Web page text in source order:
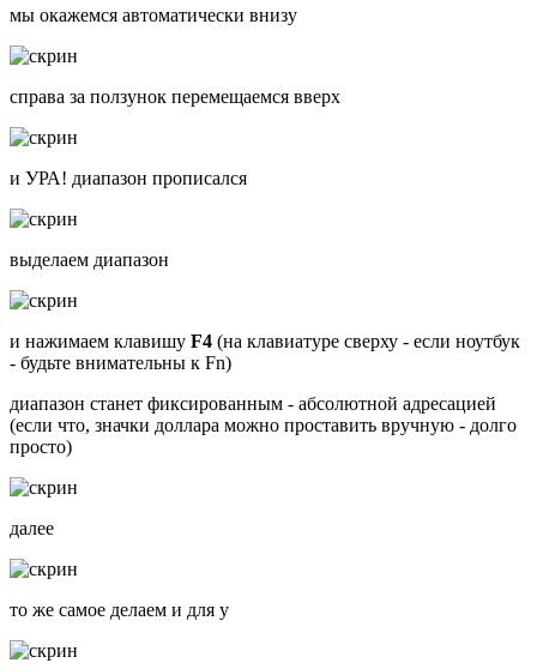
мы окажемся автоматически внизу
справа за ползунок перемещаемся вверх
и УРА! диапазон прописался
выделаем диапазон
и нажимаем клавишу F4 (на клавиатуре сверху - если ноутбук
- будьте внимательны к Fn)
диапазон станет фиксированным - абсолютной адресацией
(если что, значки доллара можно проставить вручную - долго
просто)
далее
то же самое делаем и для y